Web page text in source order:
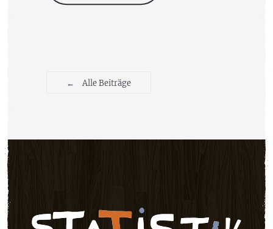
← Alle Beiträge